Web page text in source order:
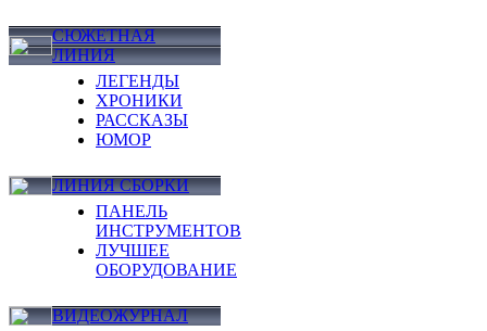
СЮЖЕТНАЯ
ЛИНИЯ
ЛЕГЕНДЫ
ХРОНИКИ
РАССКАЗЫ
ЮМОР
ЛИНИЯ СБОРКИ
ПАНЕЛЬ
ИНСТРУМЕНТОВ
ЛУЧШЕЕ
ОБОРУДОВАНИЕ
ВИДЕОЖУРНАЛ